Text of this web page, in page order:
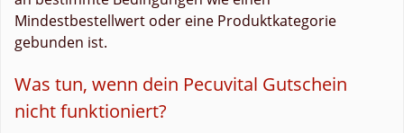
Mindestbestellwert oder eine Produktkategorie
gebunden ist.
Was tun, wenn dein Pecuvital Gutschein
nicht funktioniert?